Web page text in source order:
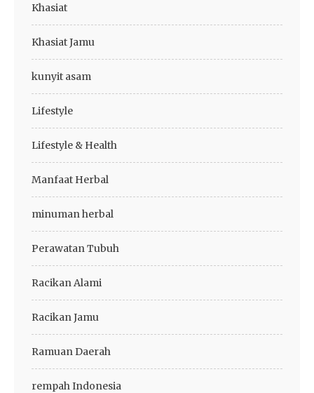
Khasiat
Khasiat Jamu
kunyit asam
Lifestyle
Lifestyle & Health
Manfaat Herbal
minuman herbal
Perawatan Tubuh
Racikan Alami
Racikan Jamu
Ramuan Daerah
rempah Indonesia